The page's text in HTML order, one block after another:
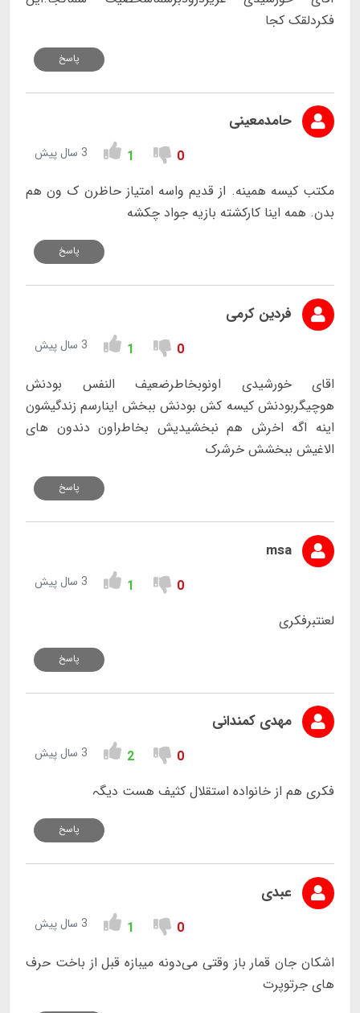
فکردلقک کجا
پاسخ
حامدمعینی
0
1 3 سال پیش
مکتب کیسه همینه. از قدیم واسه امتیاز حاظرن ک ون هم
بدن. همه اینا کارکشته بازیه جواد چکشه
پاسخ
فردین کرمی
0
1 3 سال پیش
اقای خورشیدی اونوبخاطرضعیف النفس بودنش
هوچیگربودنش کیسه کش بودنش ببخش اینارسم زندگیشون
اینه اگه اخرش هم نبخشیدیش بخاطراون دندون های
الاغیش ببخشش خرشرک
پاسخ
msa
0
1 3 سال پیش
لعنتبرفکری
پاسخ
مهدی کمندانی
0
2 3 سال پیش
فکری ھم از خانوادہ استقلال کثیف ھست دیگہ
پاسخ
عبدی
0
1 3 سال پیش
اشکان جان قمار باز وقتی می‌دونه میبازه قبل از باخت حرف
های جرتوپرت